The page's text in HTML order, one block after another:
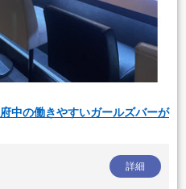
中の働きやすいガールズバーが
詳細